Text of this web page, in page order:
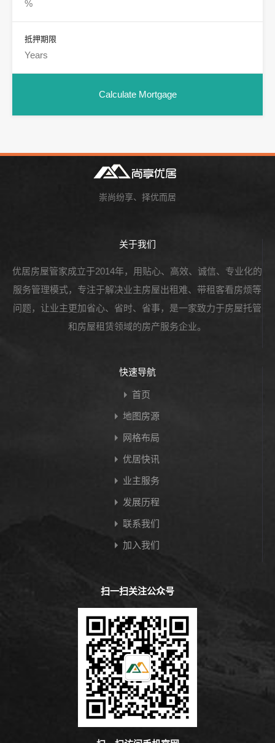
抵押期限
崇尚纷享、择优而居
关于我们
优居房屋管家成立于2014年，用贴心、高效、诚信、专业化的
服务管理模式，专注于解决业主房屋出租难、带租客看房烦等
问题，让业主更加省心、省时、省事，是一家致力于房屋托管
和房屋租赁领域的房产服务企业。
快速导航
首页
地图房源
网格布局
优居快讯
业主服务
发展历程
联系我们
加入我们
扫一扫关注公众号